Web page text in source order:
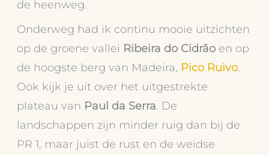
de heenweg.
Onderweg had ik continu mooie uitzichten
op de groene vallei Ribeira do Cidrão en op
de hoogste berg van Madeira, Pico Ruivo.
Ook kijk je uit over het uitgestrekte
plateau van Paul da Serra. De
landschappen zijn minder ruig dan bij de
PR 1, maar juist de rust en de weidse